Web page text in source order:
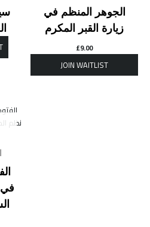
الجوهر المنظم في
زيارة القبر المكرم
£9.00
في